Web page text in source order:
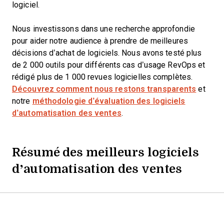
logiciel.
Nous investissons dans une recherche approfondie
pour aider notre audience à prendre de meilleures
décisions d’achat de logiciels. Nous avons testé plus
de 2 000 outils pour différents cas d’usage RevOps et
rédigé plus de 1 000 revues logicielles complètes.
Découvrez comment nous restons transparents et
notre méthodologie d’évaluation des logiciels
d’automatisation des ventes.
Résumé des meilleurs logiciels
d’automatisation des ventes